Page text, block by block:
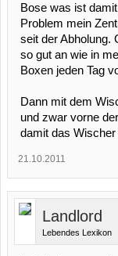
Bose was ist
Problem mein
seit der Abholung.
so gut an wie in
Boxen jeden Tag
Dann mit dem
und zwar vorne
damit das
21.10.2011
Landlord
Lebendes Lexikon